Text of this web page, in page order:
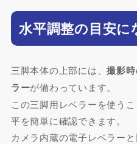
水平調整の目安に
三脚本体の上部には、撮影
ラーが備わっています。
この三脚用レベラーを使う
平を簡単に確認できます。
カメラ内蔵の電子レベラー